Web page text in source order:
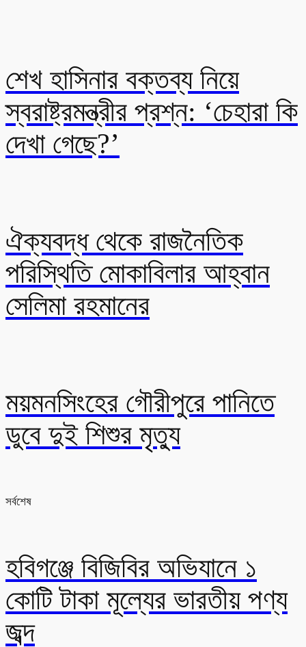
শেখ হাসিনার বক্তব্য নিয়ে
স্বরাষ্ট্রমন্ত্রীর প্রশ্ন: ‘চেহারা কি
দেখা গেছে?’
ঐক্যবদ্ধ থেকে রাজনৈতিক
পরিস্থিতি মোকাবিলার আহ্বান
সেলিমা রহমানের
ময়মনসিংহের গৌরীপুরে পানিতে
ডুবে দুই শিশুর মৃত্যু
সর্বশেষ
হবিগঞ্জে বিজিবির অভিযানে ১
কোটি টাকা মূল্যের ভারতীয় পণ্য
জব্দ